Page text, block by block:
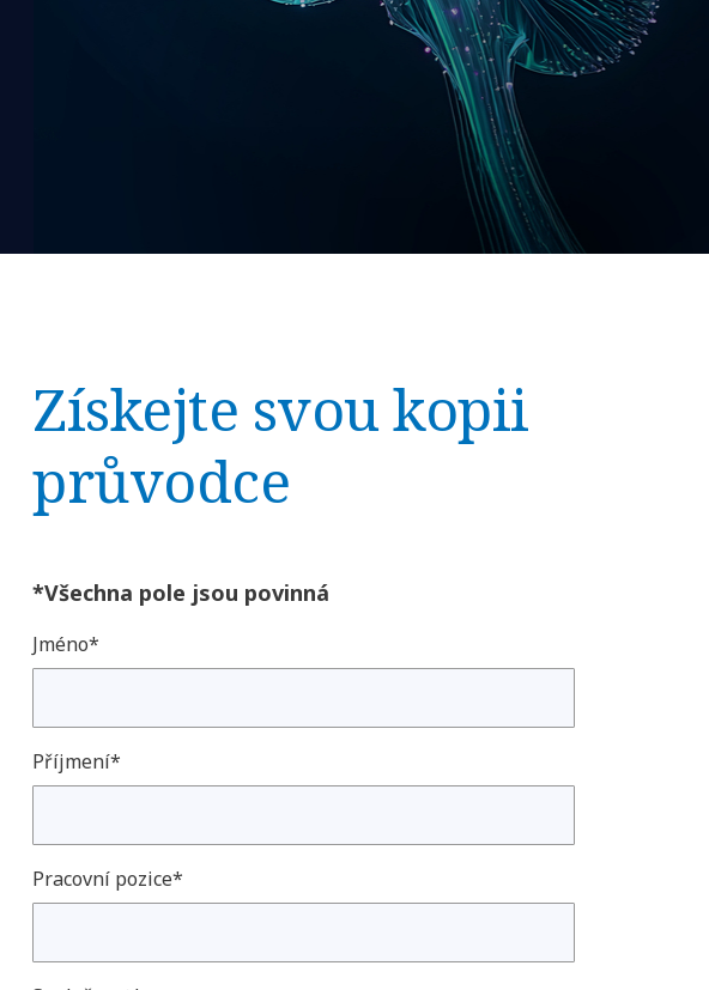
Získejte svou kopii
průvodce
*Všechna pole jsou povinná
Jméno*
Příjmení*
Pracovní pozice*